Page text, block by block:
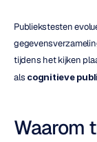
Publiekstesten
tijdens het kijken
als cognitieve
Waarom